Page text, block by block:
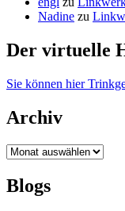
Nadine zu
Der virtuelle
Sie können hier
Archiv
Archiv
Blogs